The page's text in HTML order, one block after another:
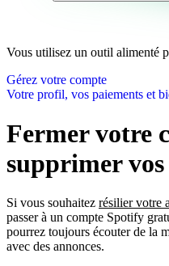
Vous utilisez un outil alimenté
Gérez votre compte
Votre profil, vos paiements et
Fermer votre
supprimer vos
Si vous souhaitez résilier votre
passer à un compte Spotify
pourrez toujours écouter de la
avec des annonces.